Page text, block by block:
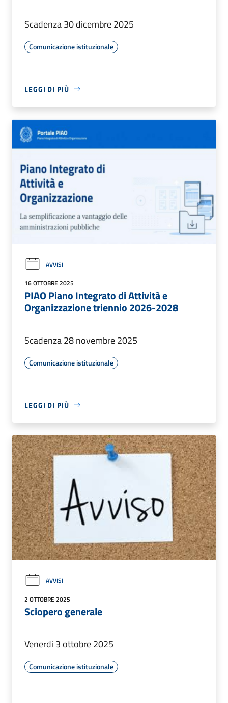
Scadenza 30 dicembre 2025
Comunicazione istituzionale
LEGGI DI PIÙ
AVVISI
16 OTTOBRE 2025
PIAO Piano Integrato di Attività e
Organizzazione triennio 2026-2028
Scadenza 28 novembre 2025
Comunicazione istituzionale
LEGGI DI PIÙ
AVVISI
2 OTTOBRE 2025
Sciopero generale
Venerdi 3 ottobre 2025
Comunicazione istituzionale